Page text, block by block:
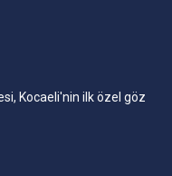
Kocaeli'nin ilk özel göz